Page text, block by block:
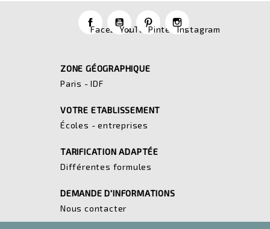
FacebookYouTubePinterestInstagram
ZONE GÉOGRAPHIQUE
Paris - IDF
VOTRE ETABLISSEMENT
Écoles - entreprises
TARIFICATION ADAPTÉE
Différentes formules
DEMANDE D'INFORMATIONS
Nous contacter